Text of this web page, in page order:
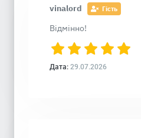
vinalord Гість
Відмінно!
Дата: 29.07.2026